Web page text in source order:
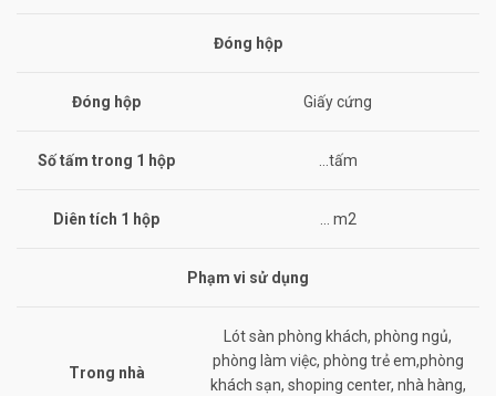
Đóng hộp
Đóng hộp Giấy cứng
Số tấm trong 1 hộp …tấm
Diên tích 1 hộp … m2
Phạm vi sử dụng
Trong nhà
Lót sàn phòng khách, phòng ngủ,
phòng làm việc, phòng trẻ em,phòng
khách sạn, shoping center, nhà hàng,